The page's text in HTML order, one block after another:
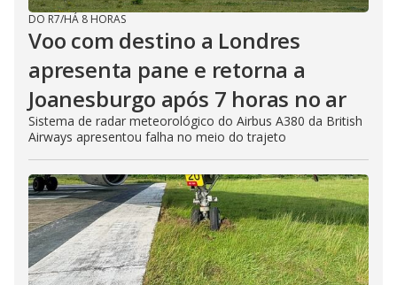
DO R7/HÁ 8 HORAS
Voo com destino a Londres
apresenta pane e retorna a
Joanesburgo após 7 horas no ar
Sistema de radar meteorológico do Airbus A380 da British
Airways apresentou falha no meio do trajeto